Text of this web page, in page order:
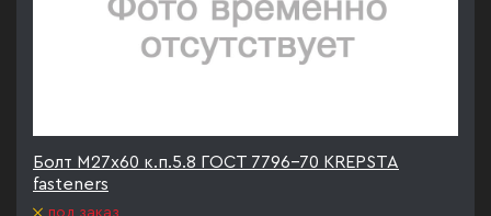
Болт М27х60 к.п.5.8 ГОСТ 7796-70 KREPSTA
fasteners
под заказ